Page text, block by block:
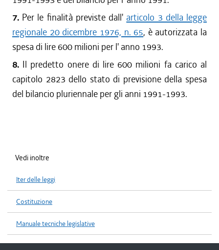
7. Per le finalità previste dall' articolo 3 della legge
regionale 20 dicembre 1976, n. 65, è autorizzata la
spesa di lire 600 milioni per l' anno 1993.
8. Il predetto onere di lire 600 milioni fa carico al
capitolo 2823 dello stato di previsione della spesa
del bilancio pluriennale per gli anni 1991-1993.
Vedi inoltre
Iter delle leggi
Costituzione
Manuale tecniche legislative